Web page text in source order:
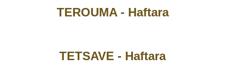
TEROUMA - Haftara
TETSAVE - Haftara